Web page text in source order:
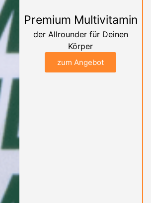
Premium Multivitamin
der Allrounder für Deinen
Körper
zum Angebot